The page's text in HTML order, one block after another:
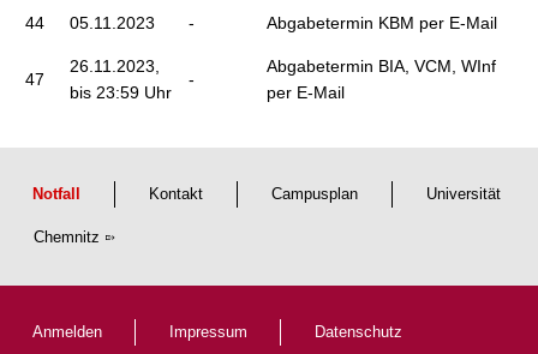
44 05.11.2023 - Abgabetermin KBM per E-Mail
47
26.11.2023,
bis 23:59 Uhr
-
Abgabetermin BIA, VCM, WInf
per E-Mail
Notfall Kontakt Campusplan Universität
Chemnitz
Anmelden Impressum Datenschutz